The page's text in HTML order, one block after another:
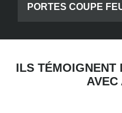
PORTES COUPE
ILS TÉMOIGNENT
AVEC